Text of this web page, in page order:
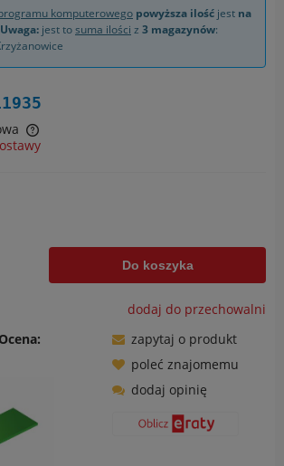
komputerowego powyższa ilość jest na
jest tosuma ilości z 3 magazynów:
ewentualnych kosztów płatności
Do koszyka
dodaj do przechowalni
Ocena:
zapytaj o produkt
poleć znajomemu
dodaj opinię